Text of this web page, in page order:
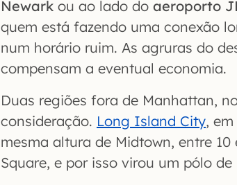
Newark ou ao lado do aeroporto
quem está fazendo uma conexão
num horário ruim. As agruras do
compensam a eventual economia.
Duas regiões fora de Manhattan,
consideração. Long Island City,
mesma altura de Midtown, entre
Square, e por isso virou um pólo